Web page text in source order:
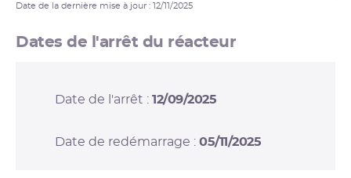
Date de la dernière mise à jour : 12/11/2025
Dates de l'arrêt du réacteur
Date de l'arrêt : 12/09/2025
Date de redémarrage : 05/11/2025